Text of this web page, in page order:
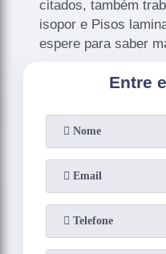
citados, também
isopor e Pisos
espere para saber
Entre